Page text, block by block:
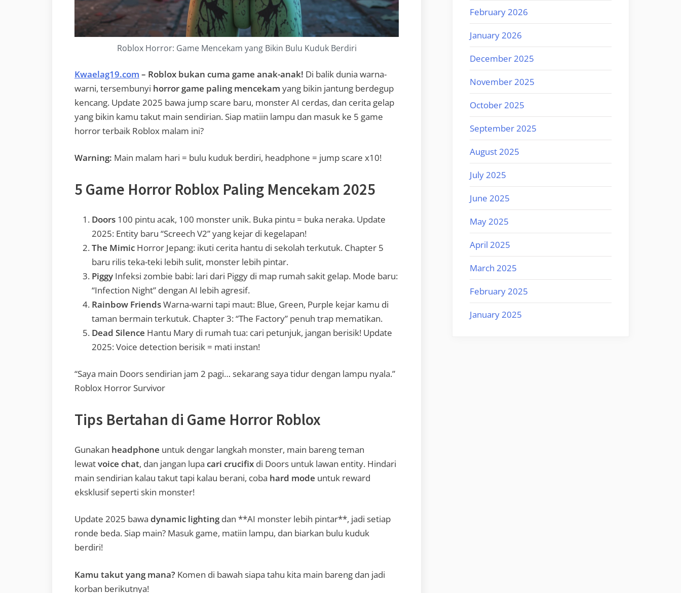
Roblox Horror: Game Mencekam yang Bikin Bulu Kuduk Berdiri
Kwaelag19.com – Roblox bukan cuma game anak-anak! Di balik dunia warna-
warni, tersembunyi horror game paling mencekam yang bikin jantung berdegup
kencang. Update 2025 bawa jump scare baru, monster AI cerdas, dan cerita gelap
yang bikin kamu takut main sendirian. Siap matiin lampu dan masuk ke 5 game
horror terbaik Roblox malam ini?
Warning: Main malam hari = bulu kuduk berdiri, headphone = jump scare x10!
5 Game Horror Roblox Paling Mencekam 2025
Doors 100 pintu acak, 100 monster unik. Buka pintu = buka neraka. Update
2025: Entity baru “Screech V2” yang kejar di kegelapan!
The Mimic Horror Jepang: ikuti cerita hantu di sekolah terkutuk. Chapter 5
baru rilis teka-teki lebih sulit, monster lebih pintar.
Piggy Infeksi zombie babi: lari dari Piggy di map rumah sakit gelap. Mode baru:
“Infection Night” dengan AI lebih agresif.
Rainbow FriendsWarna-warni tapi maut: Blue, Green, Purple kejar kamu di
taman bermain terkutuk. Chapter 3: “The Factory” penuh trap mematikan.
Dead Silence Hantu Mary di rumah tua: cari petunjuk, jangan berisik! Update
2025: Voice detection berisik = mati instan!
“Saya main Doors sendirian jam 2 pagi… sekarang saya tidur dengan lampu nyala.”
Roblox Horror Survivor
Tips Bertahan di Game Horror Roblox
Gunakan headphone untuk dengar langkah monster, main bareng teman
lewatvoice chat, dan jangan lupa cari crucifix di Doors untuk lawan entity. Hindari
main sendirian kalau takut tapi kalau berani, coba hard mode untuk reward
eksklusif seperti skin monster!
Update 2025 bawa dynamic lighting dan **AI monster lebih pintar**, jadi setiap
ronde beda. Siap main? Masuk game, matiin lampu, dan biarkan bulu kuduk
berdiri!
Kamu takut yang mana? Komen di bawah siapa tahu kita main bareng dan jadi
korban berikutnya!
February 2026
January 2026
December 2025
November 2025
October 2025
September 2025
August 2025
July 2025
June 2025
May 2025
April 2025
March 2025
February 2025
January 2025